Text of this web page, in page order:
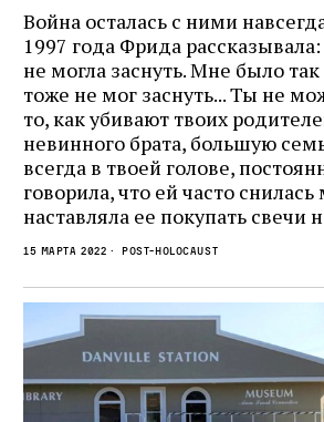
Война осталась с ними
1997 года Фрида
не могла заснуть. Мне было
тоже не мог заснуть... Ты не
то, как убивают твоих
невинного брата, большую
всегда в твоей голове,
говорила, что ей часто снилась
наставляла ее покупать свечи
15 марта 2022 Post-Holocaust